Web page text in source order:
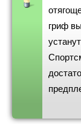
гриф